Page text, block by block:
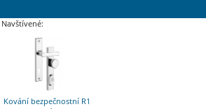
Navštívené:
Kování bezpečnostní R1